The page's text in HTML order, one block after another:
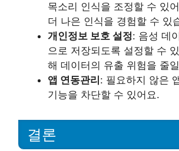
목소리 인식을 조정할 수 있
더 나은 인식을 경험할 수 있
개인정보 보호 설정: 음성 데
으로 저장되도록 설정할 수
해 데이터의 유출 위험을 줄
앱 연동관리 : 필요하지 않은
기능을 차단할 수 있어요.
결론